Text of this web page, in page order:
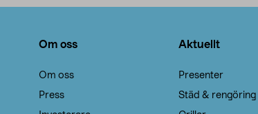
Om oss
Om oss
Press
Aktuellt
Presenter
Städ & rengöring